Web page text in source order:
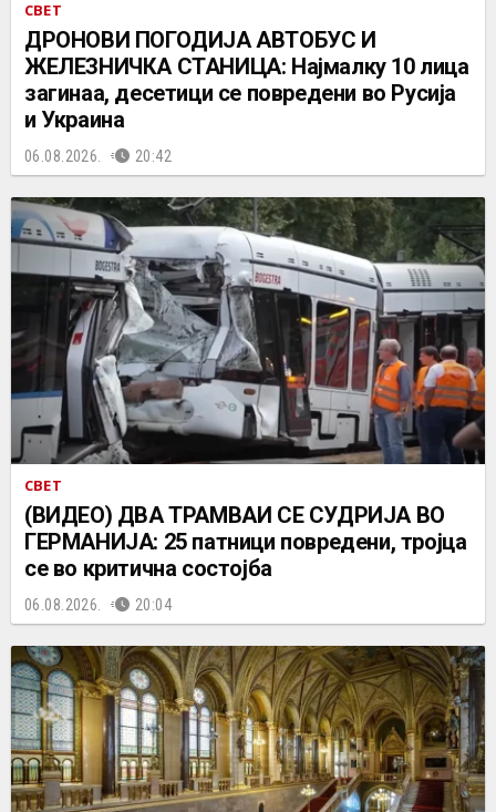
СВЕТ
ДРОНОВИ ПОГОДИЈА АВТОБУС И
ЖЕЛЕЗНИЧКА СТАНИЦА: Најмалку 10 лица
загинаа, десетици се повредени во Русија
и Украина
06.08.2026. 20:42
СВЕТ
(ВИДЕО) ДВА ТРАМВАИ СЕ СУДРИЈА ВО
ГЕРМАНИЈА: 25 патници повредени, тројца
се во критична состојба
06.08.2026. 20:04